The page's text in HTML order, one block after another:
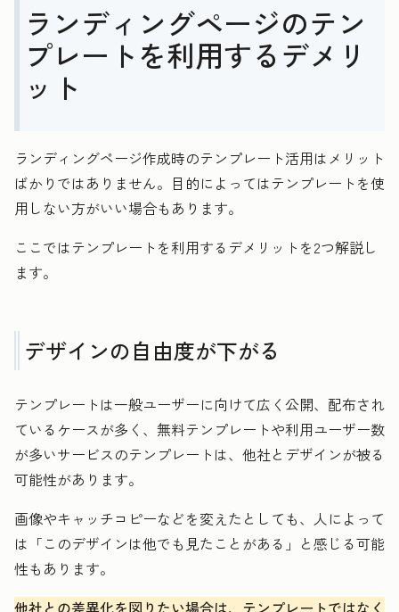
ランディングページのテン
プレートを利用するデメリ
ット
ランディングページ作成時のテンプレート活用はメリット
ばかりではありません。目的によってはテンプレートを使
用しない方がいい場合もあります。
ここではテンプレートを利用するデメリットを2つ解説し
ます。
デザインの自由度が下がる
テンプレートは一般ユーザーに向けて広く公開、配布され
ているケースが多く、無料テンプレートや利用ユーザー数
が多いサービスのテンプレートは、他社とデザインが被る
可能性があります。
画像やキャッチコピーなどを変えたとしても、人によって
は「このデザインは他でも見たことがある」と感じる可能
性もあります。
他社との差異化を図りたい場合は、テンプレートではなく